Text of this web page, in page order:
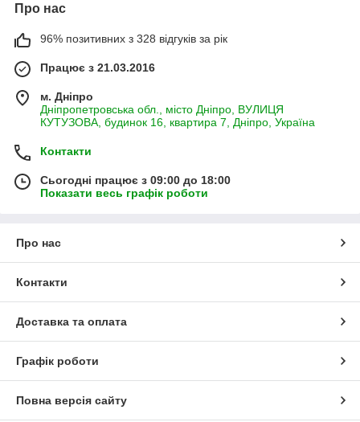
Про нас
96% позитивних з 328 відгуків за рік
Працює з 21.03.2016
м. Дніпро
Дніпропетровська обл., місто Дніпро, ВУЛИЦЯ
КУТУЗОВА, будинок 16, квартира 7, Дніпро, Україна
Контакти
Сьогодні працює з 09:00 до 18:00
Показати весь графік роботи
Про нас
Контакти
Доставка та оплата
Графік роботи
Повна версія сайту